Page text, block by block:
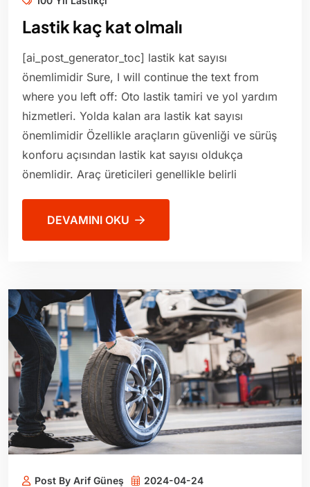
Lastik kaç kat olmalı
[ai_post_generator_toc] lastik kat sayısı
önemlimidir Sure, I will continue the text from
where you left off: Oto lastik tamiri ve yol yardım
hizmetleri. Yolda kalan ara lastik kat sayısı
önemlimidir Özellikle araçların güvenliği ve sürüş
konforu açısından lastik kat sayısı oldukça
önemlidir. Araç üreticileri genellikle belirli
DEVAMINI OKU
Post By Arif Güneş
2024-04-24